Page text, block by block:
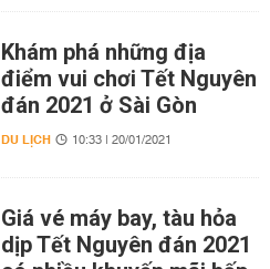
Khám phá những địa
điểm vui chơi Tết Nguyên
đán 2021 ở Sài Gòn
DU LỊCH 10:33 | 20/01/2021
Giá vé máy bay, tàu hỏa
dịp Tết Nguyên đán 2021